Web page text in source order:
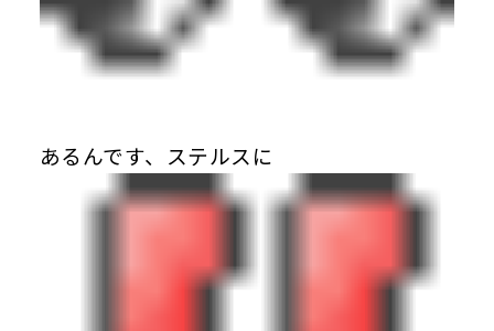
あるんです、ステルスに